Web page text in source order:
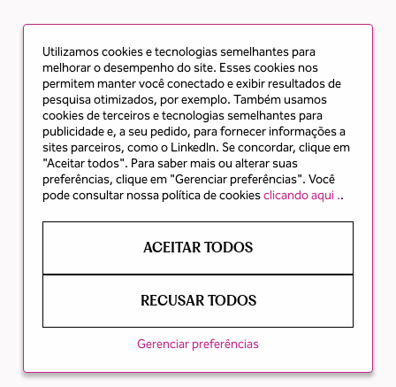
Utilizamos cookies e tecnologias semelhantes para
melhorar o desempenho do site. Esses cookies nos
permitem manter você conectado e exibir resultados de
pesquisa otimizados, por exemplo. Também usamos
cookies de terceiros e tecnologias semelhantes para
publicidade e, a seu pedido, para fornecer informações a
sites parceiros, como o LinkedIn. Se concordar, clique em
"Aceitar todos". Para saber mais ou alterar suas
preferências, clique em "Gerenciar preferências". Você
pode consultar nossa política de cookiesclicando aqui ..
ACEITAR TODOS
RECUSAR TODOS
Gerenciar preferências